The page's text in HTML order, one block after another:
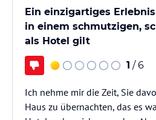
Ein einzigartiges
in einem schmutzigen,
als Hotel gilt
1 / 6
Ich nehme mir die Zeit, Sie
Haus zu übernachten, das es